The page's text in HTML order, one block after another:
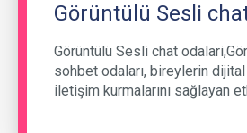
Görüntülü Sesli
Görüntülü Sesli chat
sohbet odaları, bireylerin
iletişim kurmalarını sağlayan